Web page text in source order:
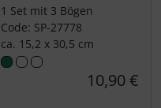
1 Set mit 3 Bögen
Code: SP-27778
ca. 15,2 x 30,5 cm
10,90 €